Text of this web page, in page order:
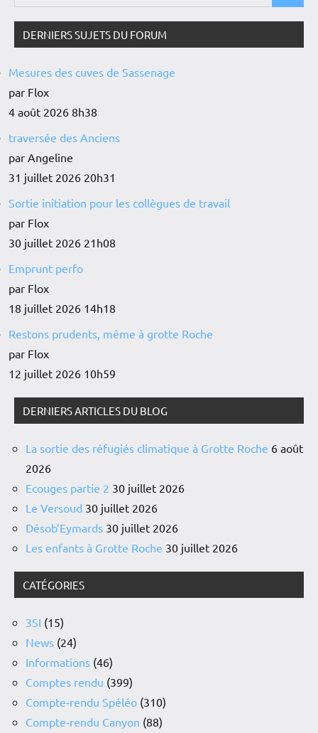
DERNIERS SUJETS DU FORUM
Mesures des cuves de Sassenage
par Flox
4 août 2026 8h38
traversée des Anciens
par Angeline
31 juillet 2026 20h31
Sortie initiation pour les collègues de travail
par Flox
30 juillet 2026 21h08
Emprunt perfo
par Flox
18 juillet 2026 14h18
Restons prudents, même à grotte Roche
par Flox
12 juillet 2026 10h59
DERNIERS ARTICLES DU BLOG
La sortie des réfugiés climatique à Grotte Roche 6 août
2026
Ecouges partie 2 30 juillet 2026
Le Versoud 30 juillet 2026
Désob’Eymards 30 juillet 2026
Les enfants à Grotte Roche 30 juillet 2026
CATÉGORIES
3SI (15)
News (24)
Informations (46)
Comptes rendu (399)
Compte-rendu Spéléo (310)
Compte-rendu Canyon (88)